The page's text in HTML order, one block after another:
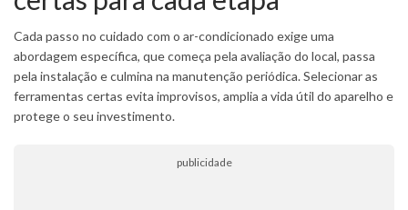
Cada passo no cuidado com o ar-condicionado exige uma
abordagem específica, que começa pela avaliação do local, passa
pela instalação e culmina na manutenção periódica. Selecionar as
ferramentas certas evita improvisos, amplia a vida útil do aparelho e
protege o seu investimento.
publicidade